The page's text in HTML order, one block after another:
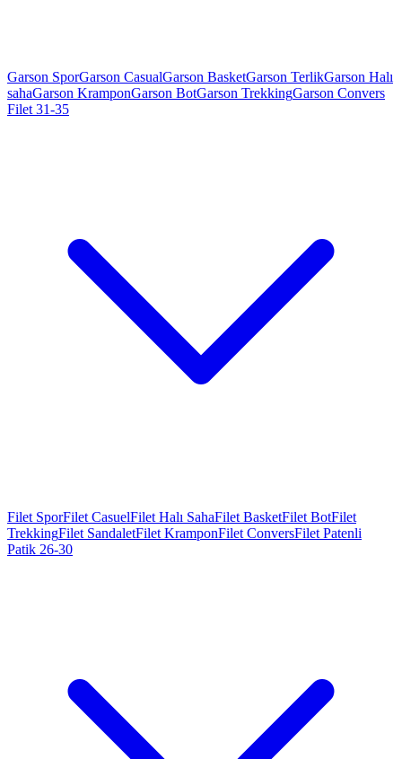
Garson SporGarson CasualGarson BasketGarson TerlikGarson Halı
sahaGarson KramponGarson BotGarson TrekkingGarson Convers
Filet 31-35
Filet SporFilet CasuelFilet Halı SahaFilet BasketFilet BotFilet
TrekkingFilet SandaletFilet KramponFilet ConversFilet Patenli
Patik 26-30